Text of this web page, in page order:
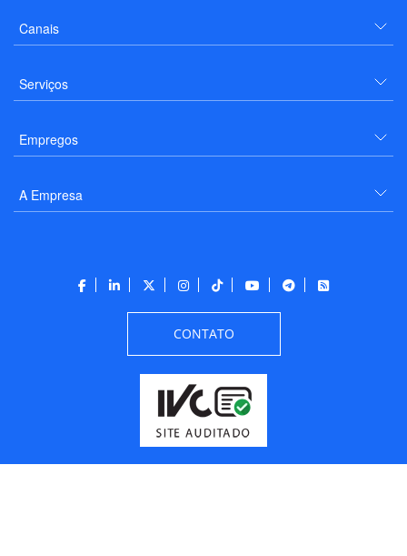
Canais
Serviços
Empregos
A Empresa
CONTATO